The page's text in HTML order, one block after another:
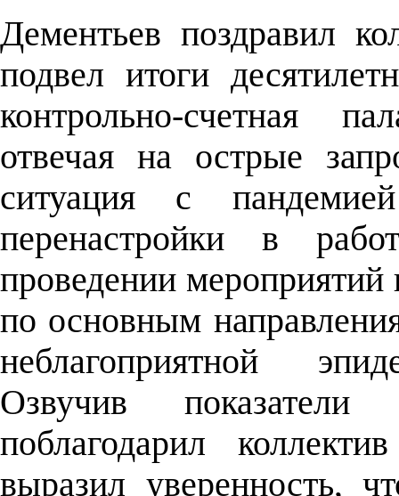
Дементьев поздравил
подвел итоги
контрольно-счетная
отвечая на острые
ситуация с
перенастройки в
проведении
по основным
неблагоприятной
Озвучив показатели
поблагодарил
выразил уверенность,